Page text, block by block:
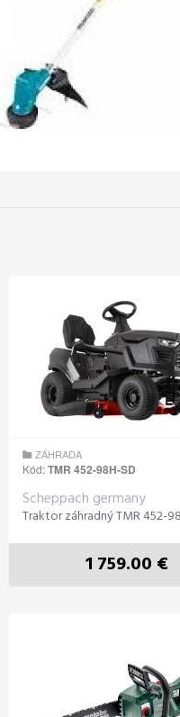
ZÁHRADA
Kód:TMR 452-98H-SD
Scheppach germany
1 759.00 €